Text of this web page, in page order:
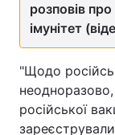
розповів
імунітет
"Щодо
російської